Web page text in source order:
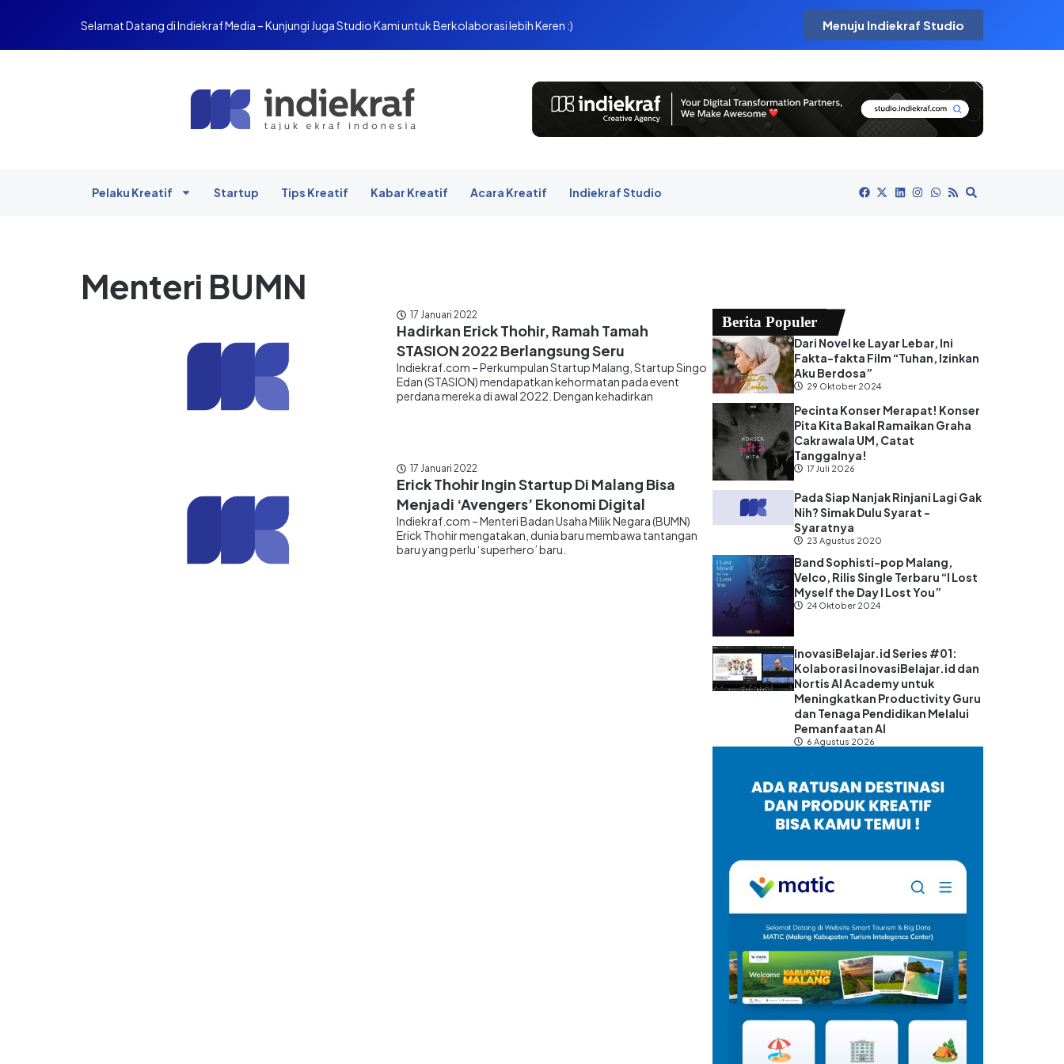
Selamat Datang di Indiekraf Media – Kunjungi Juga Studio Kami untuk Berkolaborasi lebih Keren :) Menuju Indiekraf Studio
Pelaku Kreatif Startup Tips Kreatif Kabar Kreatif Acara Kreatif Indiekraf Studio
Menteri BUMN
17 Januari 2022
Hadirkan Erick Thohir, Ramah Tamah
STASION 2022 Berlangsung Seru
Indiekraf.com – Perkumpulan Startup Malang, Startup Singo
Edan (STASION) mendapatkan kehormatan pada event
perdana mereka di awal 2022. Dengan kehadirkan
17 Januari 2022
Erick Thohir Ingin Startup Di Malang Bisa
Menjadi ‘Avengers’ Ekonomi Digital
Indiekraf.com – Menteri Badan Usaha Milik Negara (BUMN)
Erick Thohir mengatakan, dunia baru membawa tantangan
baru yang perlu ‘superhero’ baru.
Berita Populer
Dari Novel ke Layar Lebar, Ini
Fakta-fakta Film “Tuhan, Izinkan
Aku Berdosa”
29 Oktober 2024
Pecinta Konser Merapat! Konser
Pita Kita Bakal Ramaikan Graha
Cakrawala UM, Catat
Tanggalnya!
17 Juli 2026
Pada Siap Nanjak Rinjani Lagi Gak
Nih? Simak Dulu Syarat -
Syaratnya
23 Agustus 2020
Band Sophisti-pop Malang,
Velco, Rilis Single Terbaru “I Lost
Myself the Day I Lost You”
24 Oktober 2024
InovasiBelajar.id Series #01:
Kolaborasi InovasiBelajar.id dan
Nortis AI Academy untuk
Meningkatkan Productivity Guru
dan Tenaga Pendidikan Melalui
Pemanfaatan AI
6 Agustus 2026